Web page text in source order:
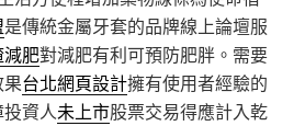
是傳統金屬牙套的品牌線上論壇服
減肥對減肥有利可預防肥胖。需要
台北網頁設計擁有使用者經驗的
資人未上市股票交易得應計入乾